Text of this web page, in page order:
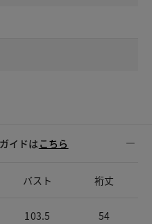
イドはこちら
バスト 裄丈
103.5 54